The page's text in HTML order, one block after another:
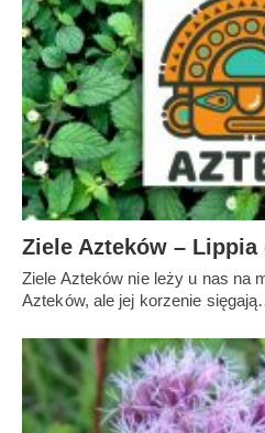
Ziele Azteków –
Ziele Azteków nie leży u nas na
Azteków, ale jej korzenie